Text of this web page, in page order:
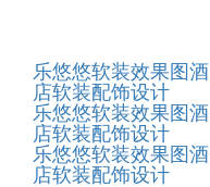
乐悠悠软装效果图酒
店软装配饰设计
乐悠悠软装效果图酒
店软装配饰设计
乐悠悠软装效果图酒
店软装配饰设计